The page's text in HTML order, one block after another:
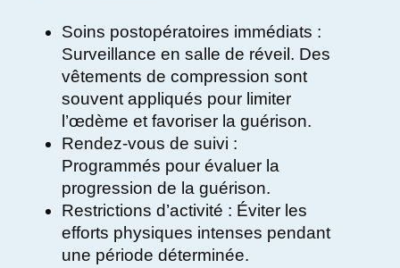
Soins postopératoires immédiats :
Surveillance en salle de réveil. Des
vêtements de compression sont
souvent appliqués pour limiter
l’œdème et favoriser la guérison.
Rendez-vous de suivi :
Programmés pour évaluer la
progression de la guérison.
Restrictions d’activité : Éviter les
efforts physiques intenses pendant
une période déterminée.